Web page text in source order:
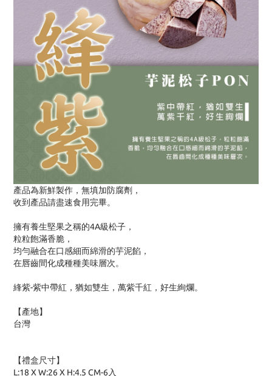
產品為新鮮製作，無填加防腐劑，
收到產品請盡速食用完畢。
擁有養生堅果之稱的4A級松子，
粒粒飽滿香脆，
均勻融合在口感細而綿滑的芋泥餡，
在唇齒間化成種種美味層次。
綘紫-紫中帶紅，猶如雙生，萬紫千紅，好生絢爛。
【產地】
台灣
【禮盒尺寸】
L:18 X W:26 X H:4.5 CM-6入